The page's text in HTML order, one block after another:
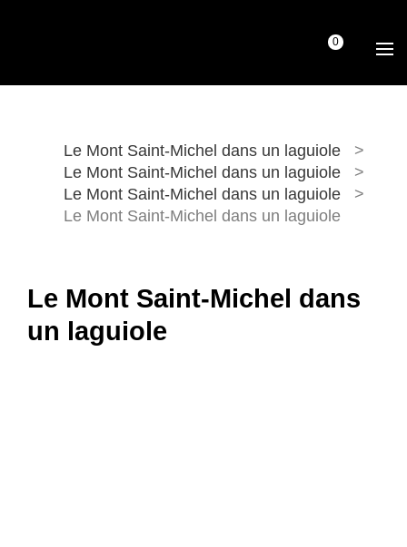
0
Le Mont Saint-Michel dans un laguiole
>
Le Mont Saint-Michel dans un laguiole
>
Le Mont Saint-Michel dans un laguiole
>
Le Mont Saint-Michel dans un laguiole
Le Mont Saint-Michel dans
un laguiole